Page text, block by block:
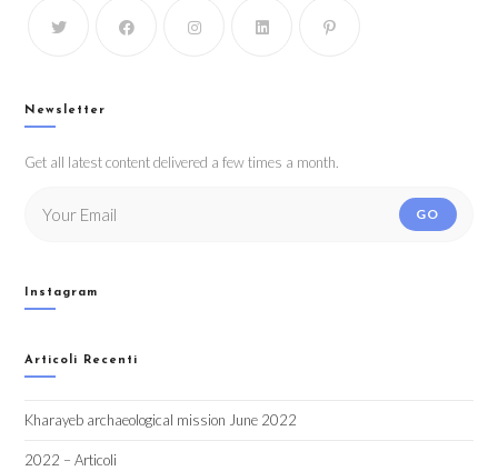
Newsletter
Get all latest content delivered a few times a month.
GO
Instagram
Articoli Recenti
Kharayeb archaeological mission June 2022
2022 – Articoli